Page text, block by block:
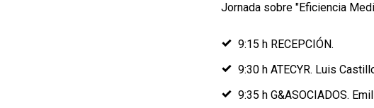
Jornada sobre "Eficiencia
9:15 h RECEPCIÓN.
9:30 h ATECYR. Luis
9:35 h G&ASOCIADOS.